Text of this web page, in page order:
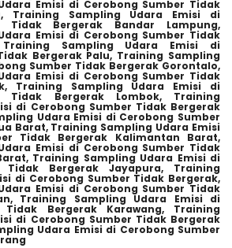
Emisi di Cerobong Sumber Tidak
Training Sampling Udara Emisi di
Tidak Bergerak Bandar Lampung,
Emisi di Cerobong Sumber Tidak
Training Sampling Udara Emisi di
Bergerak Palu, Training Sampling
Sumber Tidak Bergerak Gorontalo,
Emisi di Cerobong Sumber Tidak
Training Sampling Udara Emisi di
Tidak Bergerak Lombok, Training
di Cerobong Sumber Tidak Bergerak
Udara Emisi di Cerobong Sumber
Barat, Training Sampling Udara Emisi
Tidak Bergerak Kalimantan Barat,
Emisi di Cerobong Sumber Tidak
Training Sampling Udara Emisi di
Tidak Bergerak Jayapura, Training
di Cerobong Sumber Tidak Bergerak,
Emisi di Cerobong Sumber Tidak
Training Sampling Udara Emisi di
Tidak Bergerak Karawang, Training
di Cerobong Sumber Tidak Bergerak
Udara Emisi di Cerobong Sumber